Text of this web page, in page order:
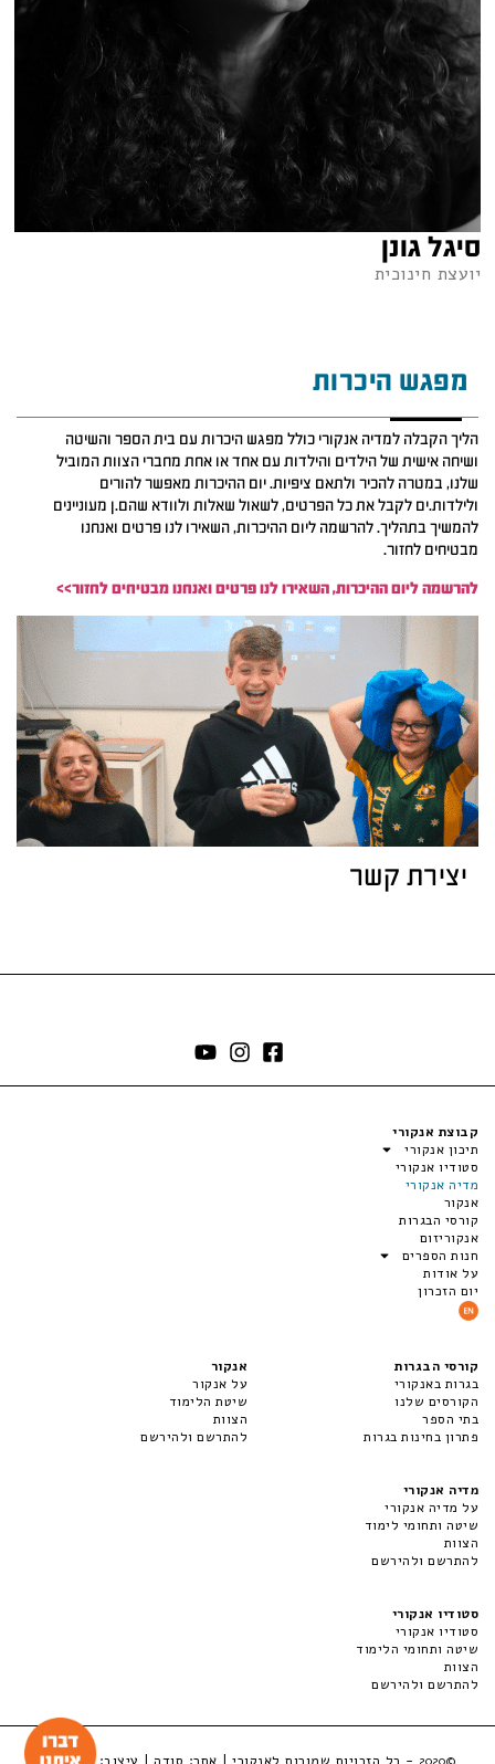
סיגל גונן
יועצת חינוכית
מפגש היכרות
הליך הקבלה למדיה אנקורי כולל מפגש היכרות עם בית הספר והשיטה
ושיחה אישית של הילדים והילדות עם אחד או אחת מחברי הצוות המוביל
שלנו, במטרה להכיר ולתאם ציפיות. יום ההיכרות מאפשר להורים
ולילדות.ים לקבל את כל הפרטים, לשאול שאלות ולוודא שהם.ן מעוניינים
להמשיך בתהליך. להרשמה ליום ההיכרות, השאירו לנו פרטים ואנחנו
מבטיחים לחזור.
להרשמה ליום ההיכרות, השאירו לנו פרטים ואנחנו מבטיחים לחזור>>
יצירת קשר
קבוצת אנקורי
תיכון אנקורי
סטודיו אנקורי
מדיה אנקורי
אנקור
קורסי הבגרות
אנקוריזום
חנות הספרים
על אודות
יום הזכרון
קורסי הבגרות
בגרות באנקורי
הקורסים שלנו
בתי הספר
פתרון בחינות בגרות
אנקור
על אנקור
שיטת הלימוד
הצוות
להתרשם ולהירשם
מדיה אנקורי
על מדיה אנקורי
שיטה ותחומי לימוד
הצוות
להתרשם ולהירשם
סטודיו אנקורי
סטודיו אנקורי
שיטה ותחומי הלימוד
הצוות
להתרשם ולהירשם
- כל הזכויות שמורות לאנקורי | אתר: סודה| עיצוב: